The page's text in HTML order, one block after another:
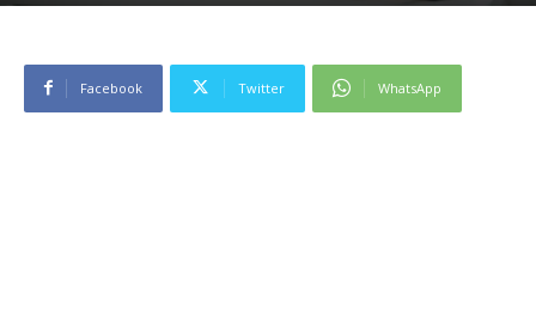
Facebook Twitter WhatsApp